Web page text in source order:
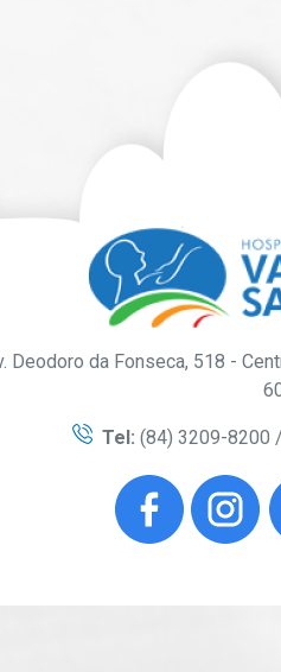
Deodoro da Fonseca, 518 -
Tel: (84) 3209-8200 /